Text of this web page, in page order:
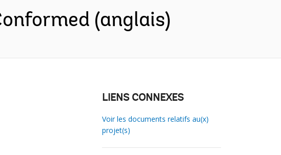
(anglais)
LIENS CONNEXES
Voir les documents relatifs au(x)
projet(s)